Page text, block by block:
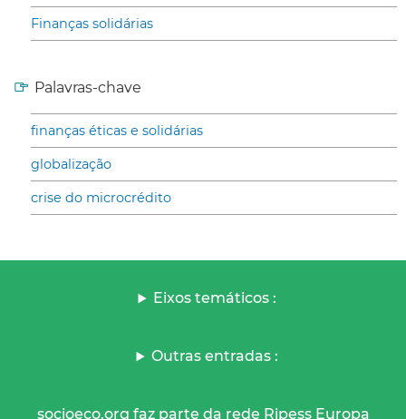
Finanças solidárias
Palavras-chave
finanças éticas e solidárias
globalização
crise do microcrédito
Eixos temáticos :
Outras entradas :
socioeco.org faz parte da rede Ripess Europa